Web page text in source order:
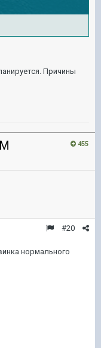
Причины
455
#20
нормального